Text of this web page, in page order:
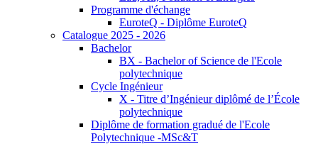
Programme d'échange
EuroteQ - Diplôme EuroteQ
Catalogue 2025 - 2026
Bachelor
BX - Bachelor of Science de l'Ecole
polytechnique
Cycle Ingénieur
X - Titre d’Ingénieur diplômé de l’École
polytechnique
Diplôme de formation gradué de l'Ecole
Polytechnique -MSc&T